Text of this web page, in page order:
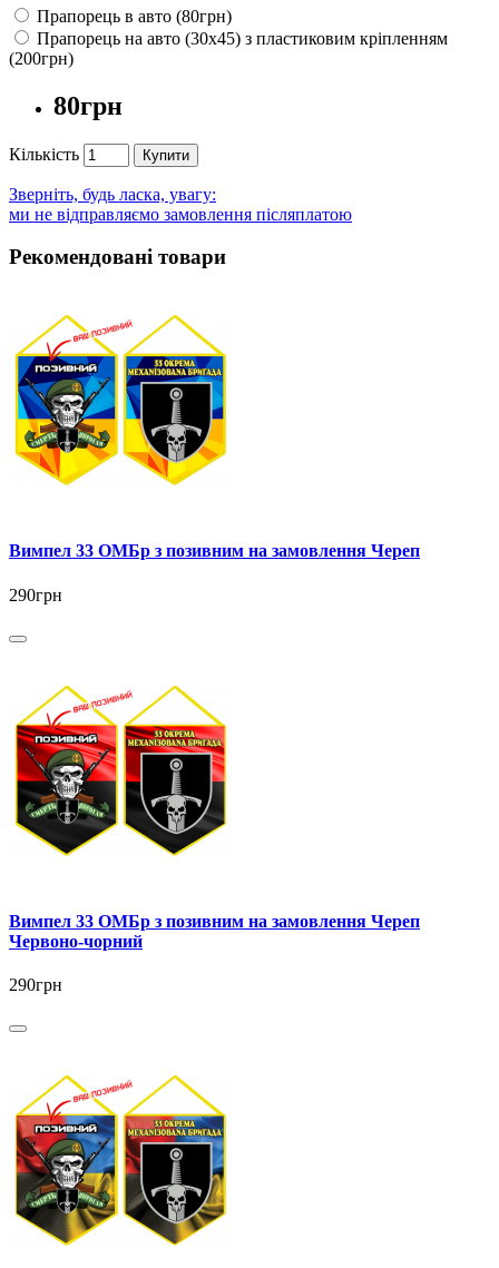
Прапорець в авто (80грн)
Прапорець на авто (30х45) з пластиковим кріпленням
(200грн)
80грн
Кількість Купити
Зверніть, будь ласка, увагу:
ми не відправляємо замовлення післяплатою
Рекомендовані товари
Вимпел 33 ОМБр з позивним на замовлення Череп
290грн
Вимпел 33 ОМБр з позивним на замовлення Череп
Червоно-чорний
290грн